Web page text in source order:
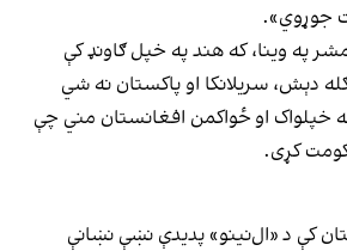
جوړوي».
په وینا، كه هند په خپل ګاونډ كې
دېش، سريلانكا او پاكستان نه شي
خپلواک او ځواكمن افغانستان مني چې
كړى.